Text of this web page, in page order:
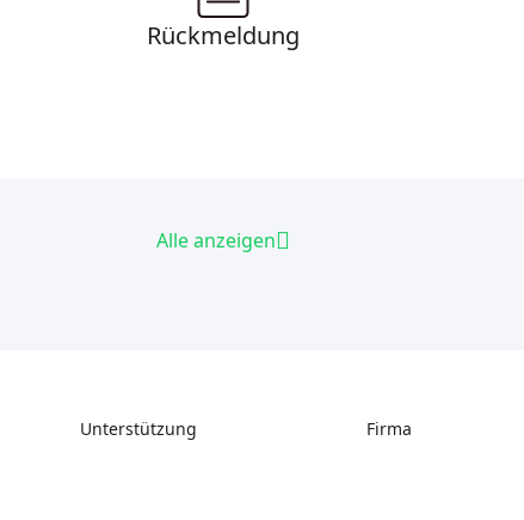
Rückmeldung
Alle anzeigen
Unterstützung Firma